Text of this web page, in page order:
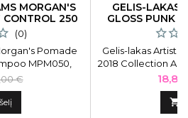
MORGAN'S
CONTROL 250
(0)
Pomade
MPM050,
250 ml
€
GELIS-LAKAS
GLOSS PUNK
Gelis-lakas
2018 Collection A
Gog-Gles
Kaina
18,81
